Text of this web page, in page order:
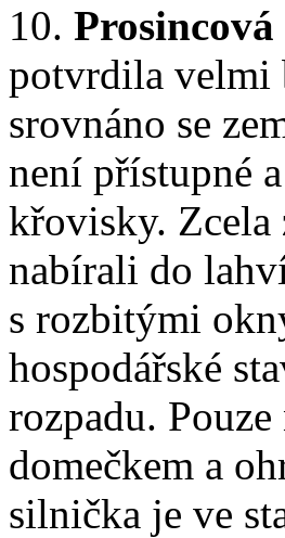
10. Prosincová
potvrdila velmi
srovnáno se
není přístupné
křovisky. Zcela
nabírali do
s rozbitými
hospodářské
rozpadu.
domečkem a
silnička je ve